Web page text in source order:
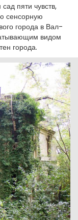
пяти чувств,
сенсорную
города в Вал-
видом
города.